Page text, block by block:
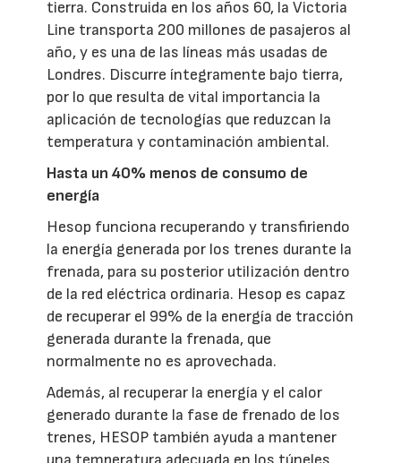
tierra. Construida en los años 60, la Victoria
Line transporta 200 millones de pasajeros al
año, y es una de las líneas más usadas de
Londres. Discurre íntegramente bajo tierra,
por lo que resulta de vital importancia la
aplicación de tecnologías que reduzcan la
temperatura y contaminación ambiental.
Hasta un 40% menos de consumo de
energía
Hesop funciona recuperando y transfiriendo
la energía generada por los trenes durante la
frenada, para su posterior utilización dentro
de la red eléctrica ordinaria. Hesop es capaz
de recuperar el 99% de la energía de tracción
generada durante la frenada, que
normalmente no es aprovechada.
Además, al recuperar la energía y el calor
generado durante la fase de frenado de los
trenes, HESOP también ayuda a mantener